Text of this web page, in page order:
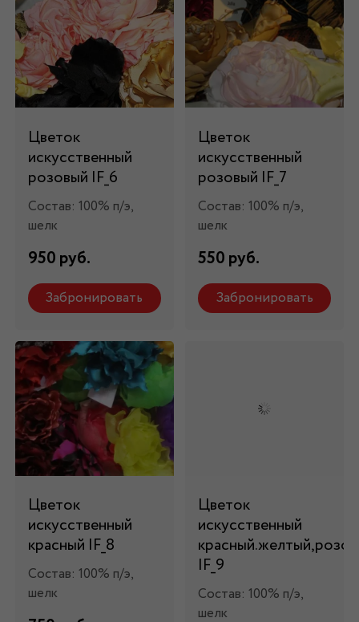
Цветок
искусственный
розовый IF_6
Состав: 100% п/э,
шелк
950 руб.
Забронировать
Цветок
искусственный
розовый IF_7
Состав: 100% п/э,
шелк
550 руб.
Забронировать
Цветок
искусственный
красный IF_8
Состав: 100% п/э,
шелк
Цветок
искусственный
IF_9
Состав: 100% п/э,
шелк